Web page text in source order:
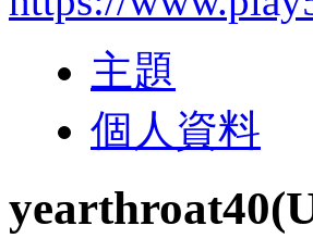
主題
個人資料
yearthroat40